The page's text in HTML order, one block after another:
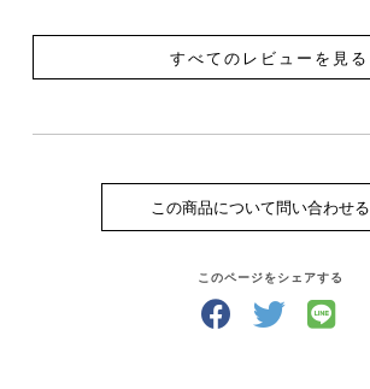
すべてのレビューを見る
この商品について問い合わせる
このページをシェアする